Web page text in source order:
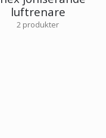
luftrenare
2 produkter